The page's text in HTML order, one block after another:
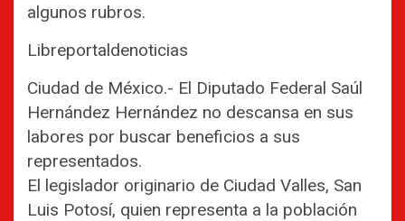
algunos rubros.
Libreportaldenoticias
Ciudad de México.- El Diputado Federal Saúl
Hernández Hernández no descansa en sus
labores por buscar beneficios a sus
representados.
El legislador originario de Ciudad Valles, San
Luis Potosí, quien representa a la población